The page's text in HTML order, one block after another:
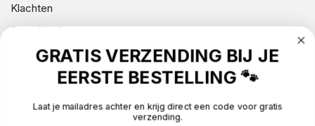
Klachten
Over Silly Dog
NIEUWSBRIEF
CONTACT
GRATIS VERZENDING BIJ JE
EERSTE BESTELLING 🐾
Laat je mailadres achter en krijg direct een code voor gratis
verzending.